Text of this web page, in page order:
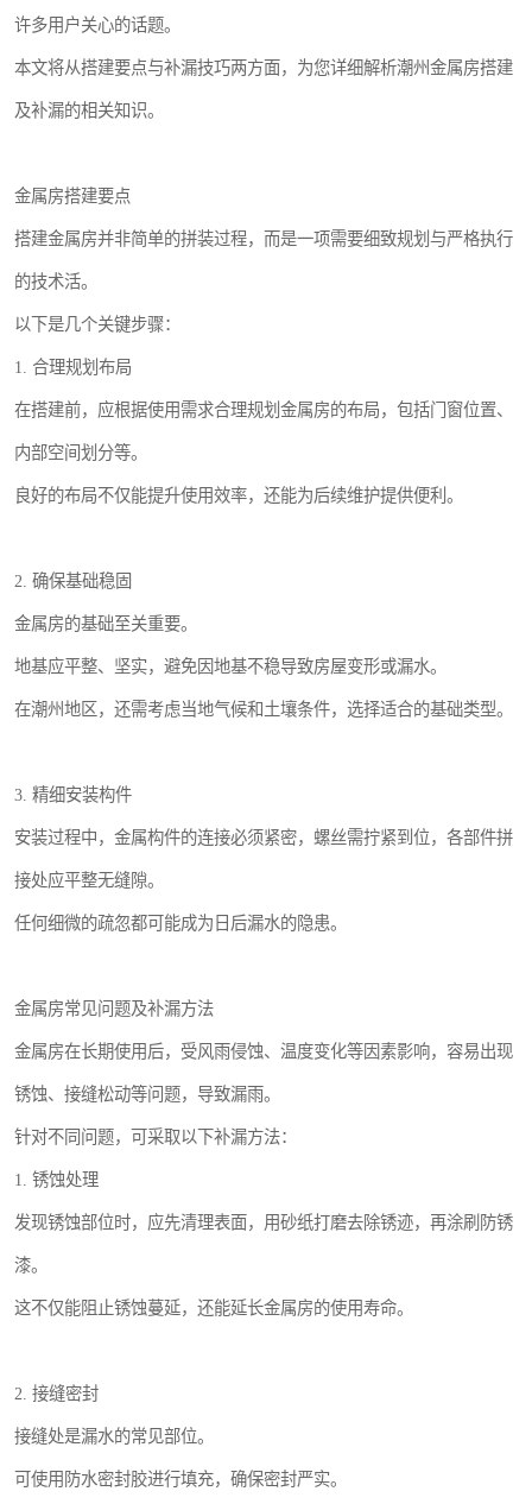
许多用户关心的话题。
本文将从搭建要点与补漏技巧两方面，为您详细解析潮州金属房搭建
及补漏的相关知识。
金属房搭建要点
搭建金属房并非简单的拼装过程，而是一项需要细致规划与严格执行
的技术活。
以下是几个关键步骤：
1. 合理规划布局
在搭建前，应根据使用需求合理规划金属房的布局，包括门窗位置、
内部空间划分等。
良好的布局不仅能提升使用效率，还能为后续维护提供便利。
2. 确保基础稳固
金属房的基础至关重要。
地基应平整、坚实，避免因地基不稳导致房屋变形或漏水。
在潮州地区，还需考虑当地气候和土壤条件，选择适合的基础类型。
3. 精细安装构件
安装过程中，金属构件的连接必须紧密，螺丝需拧紧到位，各部件拼
接处应平整无缝隙。
任何细微的疏忽都可能成为日后漏水的隐患。
金属房常见问题及补漏方法
金属房在长期使用后，受风雨侵蚀、温度变化等因素影响，容易出现
锈蚀、接缝松动等问题，导致漏雨。
针对不同问题，可采取以下补漏方法：
1. 锈蚀处理
发现锈蚀部位时，应先清理表面，用砂纸打磨去除锈迹，再涂刷防锈
漆。
这不仅能阻止锈蚀蔓延，还能延长金属房的使用寿命。
2. 接缝密封
接缝处是漏水的常见部位。
可使用防水密封胶进行填充，确保密封严实。